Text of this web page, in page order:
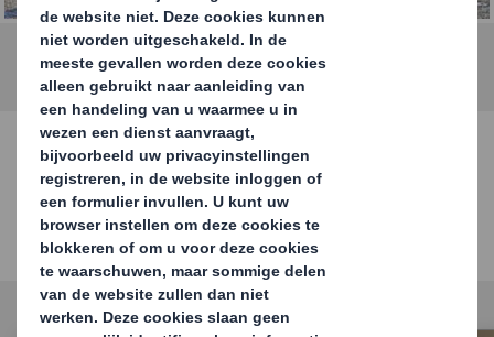
Onze diensten
Ontdek de juiste recycling service